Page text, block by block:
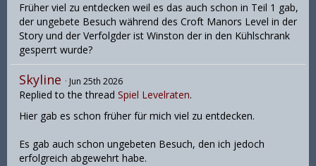
Früher viel zu entdecken weil es das auch schon in Teil 1 gab,
der ungebete Besuch während des Croft Manors Level in der
Story und der Verfolgder ist Winston der in den Kühlschrank
gesperrt wurde?
Skyline Jun 25th 2026
Replied to the thread Spiel Levelraten.
Hier gab es schon früher für mich viel zu entdecken.
Es gab auch schon ungebeten Besuch, den ich jedoch
erfolgreich abgewehrt habe.